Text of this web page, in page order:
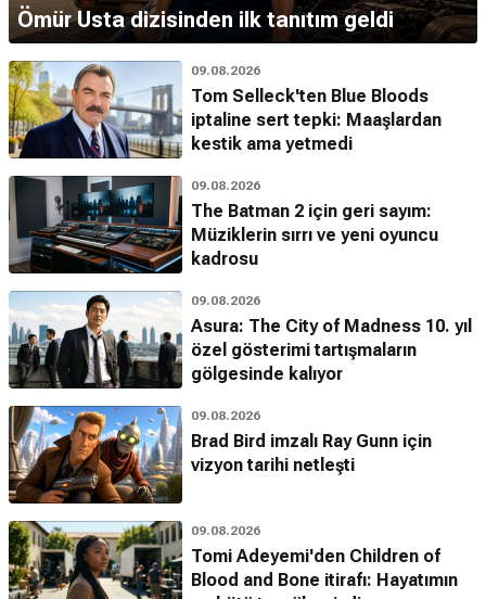
Ömür Usta dizisinden ilk tanıtım geldi
09.08.2026
Tom Selleck'ten Blue Bloods
iptaline sert tepki: Maaşlardan
kestik ama yetmedi
09.08.2026
The Batman 2 için geri sayım:
Müziklerin sırrı ve yeni oyuncu
kadrosu
09.08.2026
Asura: The City of Madness 10. yıl
özel gösterimi tartışmaların
gölgesinde kalıyor
09.08.2026
Brad Bird imzalı Ray Gunn için
vizyon tarihi netleşti
09.08.2026
Tomi Adeyemi'den Children of
Blood and Bone itirafı: Hayatımın